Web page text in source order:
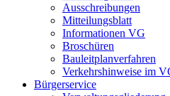
Ausschreibungen
Mitteilungsblatt
Informationen VG
Broschüren
Bauleitplanverfahren
Verkehrshinweise im
Bürgerservice